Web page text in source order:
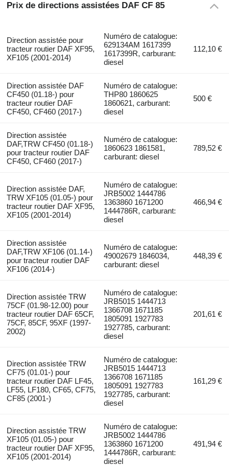
Prix de directions assistées DAF CF 85
Direction assistée pour
tracteur routier DAF XF95,
XF105 (2001-2014)
Numéro de catalogue:
629134AM 1617399
1617399R, carburant:
diesel
112,10 €
Direction assistée DAF
CF450 (01.18-) pour
tracteur routier DAF
CF450, CF460 (2017-)
Numéro de catalogue:
THP80 1860625
1860621, carburant:
diesel
500 €
Direction assistée
DAF,TRW CF450 (01.18-)
pour tracteur routier DAF
CF450, CF460 (2017-)
Numéro de catalogue:
1860623 1861581,
carburant: diesel
789,52 €
Direction assistée DAF,
TRW XF105 (01.05-) pour
tracteur routier DAF XF95,
XF105 (2001-2014)
Numéro de catalogue:
JRB5002 1444786
1363860 1671200
1444786R, carburant:
diesel
466,94 €
Direction assistée
DAF,TRW XF106 (01.14-)
pour tracteur routier DAF
XF106 (2014-)
Numéro de catalogue:
49002679 1846034,
carburant: diesel
448,39 €
Direction assistée TRW
75CF (01.98-12.00) pour
tracteur routier DAF 65CF,
75CF, 85CF, 95XF (1997-
2002)
Numéro de catalogue:
JRB5015 1444713
1366708 1671185
1805091 1927783
1927785, carburant:
diesel
201,61 €
Direction assistée TRW
CF75 (01.01-) pour
tracteur routier DAF LF45,
LF55, LF180, CF65, CF75,
CF85 (2001-)
Numéro de catalogue:
JRB5015 1444713
1366708 1671185
1805091 1927783
1927785, carburant:
diesel
161,29 €
Direction assistée TRW
XF105 (01.05-) pour
tracteur routier DAF XF95,
XF105 (2001-2014)
Numéro de catalogue:
JRB5002 1444786
1363860 1671200
1444786R, carburant:
diesel
491,94 €